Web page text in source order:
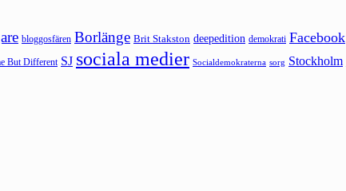
bloggosfären Borlänge Brit Stakston deepedition demokrati Facebook
But Different SJ sociala medier Socialdemokraterna sorg Stockholm